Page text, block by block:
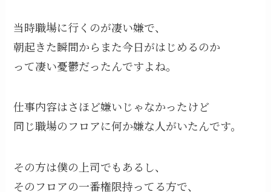
当時職場に行くのが凄い嫌で、
朝起きた瞬間からまた今日がはじめるのか
って凄い憂鬱だったんですよね。
仕事内容はさほど嫌いじゃなかったけど
同じ職場のフロアに何か嫌な人がいたんです。
その方は僕の上司でもあるし、
そのフロアの一番権限持ってる方で、